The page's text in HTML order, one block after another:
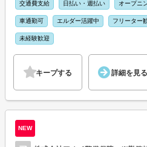
交通費支給 日払い・週払い オープニ
車通勤可 エルダー活躍中 フリーター
未経験歓迎
キープする 詳細を見る
NEW